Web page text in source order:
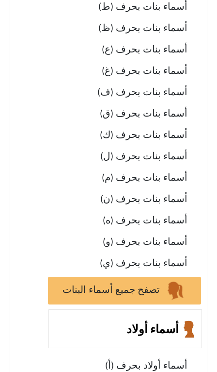
أسماء بنات بحرف (ط)
أسماء بنات بحرف (ظ)
أسماء بنات بحرف (ع)
أسماء بنات بحرف (غ)
أسماء بنات بحرف (ف)
أسماء بنات بحرف (ق)
أسماء بنات بحرف (ك)
أسماء بنات بحرف (ل)
أسماء بنات بحرف (م)
أسماء بنات بحرف (ن)
أسماء بنات بحرف (ه)
أسماء بنات بحرف (و)
أسماء بنات بحرف (ي)
تصفح جميع أسماء البنات
أسماء أولاد
أسماء أولاد بحرف (أ)